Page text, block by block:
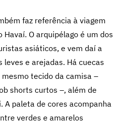
faz referência à viagem
Havaí. O arquipélago é um dos
asiáticos, e vem daí a
leves e arejadas. Há cuecas
tecido da camisa –
shorts curtos –, além de
A paleta de cores acompanha
verdes e amarelos